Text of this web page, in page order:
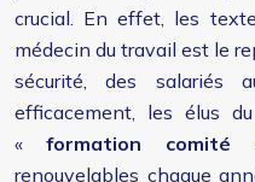
crucial. En effet, les
médecin du travail est le
sécurité, des salariés
efficacement, les élus
«formation comité
renouvelables chaque